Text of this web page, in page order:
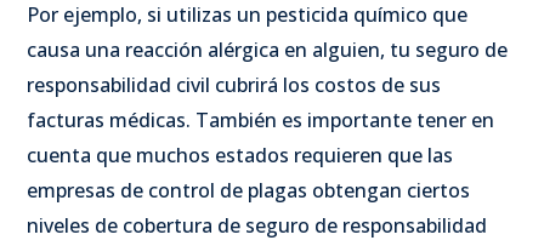
Por ejemplo, si utilizas un pesticida químico que
causa una reacción alérgica en alguien, tu seguro de
responsabilidad civil cubrirá los costos de sus
facturas médicas. También es importante tener en
cuenta que muchos estados requieren que las
empresas de control de plagas obtengan ciertos
niveles de cobertura de seguro de responsabilidad